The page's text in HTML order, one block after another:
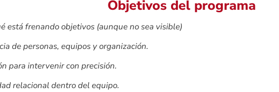
Objetivos del programa
está frenando objetivos (aunque no sea visible)
de personas, equipos y organización.
para intervenir con precisión.
relacional dentro del equipo.